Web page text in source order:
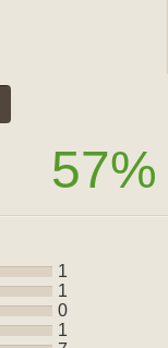
57%
1
1
0
1